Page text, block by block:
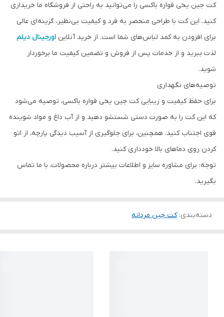
کت جین یخی قواره باکسی را می‌توانید به راحتی از فروشگاه ما خریداری
کنید. این کت با طراحی منحصر به فرد و کیفیت بی‌نظیر، گزینه‌ای عالی
برای افزودن به کمد لباس‌های شما است. از خرید آنلاین اورجینال دیلم
لذت ببرید و از خدمات پس از فروش و تضمین کیفیت ما برخوردار
شوید.
توصیه‌های نگهداری
برای حفظ کیفیت و زیبایی کت جین یخی قواره باکسی، توصیه می‌شود
که این کت را به صورت دستی شستشو دهید و از آب داغ و مواد شوینده
قوی اجتناب کنید. همچنین، برای جلوگیری از آسیب دیدگی پارچه، از اتو
کردن روی دماهای بالا خودداری کنید.
توجه: برای مشاوره سایز و اطلاعات بیشتر درباره محصولات، با ما تماس
بگیرید.
دسته‌بندی:کت جین مردانه